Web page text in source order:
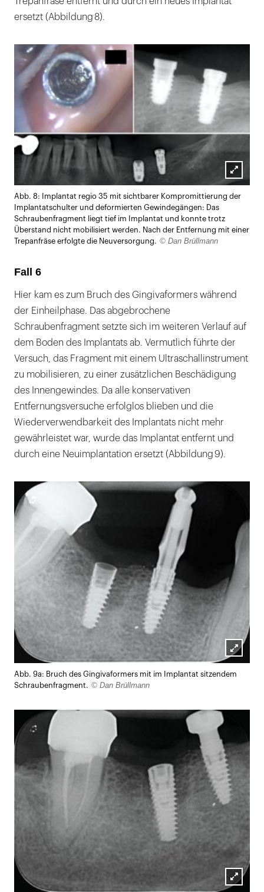
ersetzt (Abbildung 8).
öffnen
Abb. 8: Implantat regio 35 mit sichtbarer Kompromittierung der
Implantatschulter und deformierten Gewindegängen: Das
Schraubenfragment liegt tief im Implantat und konnte trotz
Überstand nicht mobilisiert werden. Nach der Entfernung mit einer
Trepanfräse erfolgte die Neuversorgung. © Dan Brüllmann
Fall 6
Hier kam es zum Bruch des Gingivaformers während
der Einheilphase. Das abgebrochene
Schraubenfragment setzte sich im weiteren Verlauf auf
dem Boden des Implantats ab. Vermutlich führte der
Versuch, das Fragment mit einem Ultraschallinstrument
zu mobilisieren, zu einer zusätzlichen Beschädigung
des Innengewindes. Da alle konservativen
Entfernungsversuche erfolglos blieben und die
Wiederverwendbarkeit des Implantats nicht mehr
gewährleistet war, wurde das Implantat entfernt und
durch eine Neuimplantation ersetzt (Abbildung 9).
öffnen
Abb. 9a: Bruch des Gingivaformers mit im Implantat sitzendem
Schraubenfragment. © Dan Brüllmann